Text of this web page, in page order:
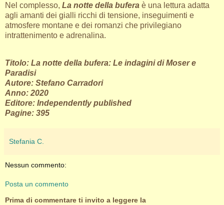
Nel complesso, La notte della bufera è una lettura adatta
agli amanti dei gialli ricchi di tensione, inseguimenti e
atmosfere montane e dei romanzi che privilegiano
intrattenimento e adrenalina.
Titolo: La notte della bufera: Le indagini di Moser e
Paradisi
Autore: Stefano Carradori
Anno: 2020
Editore: Independently published
Pagine: 395
Stefania C.
Nessun commento:
Posta un commento
Prima di commentare ti invito a leggere la